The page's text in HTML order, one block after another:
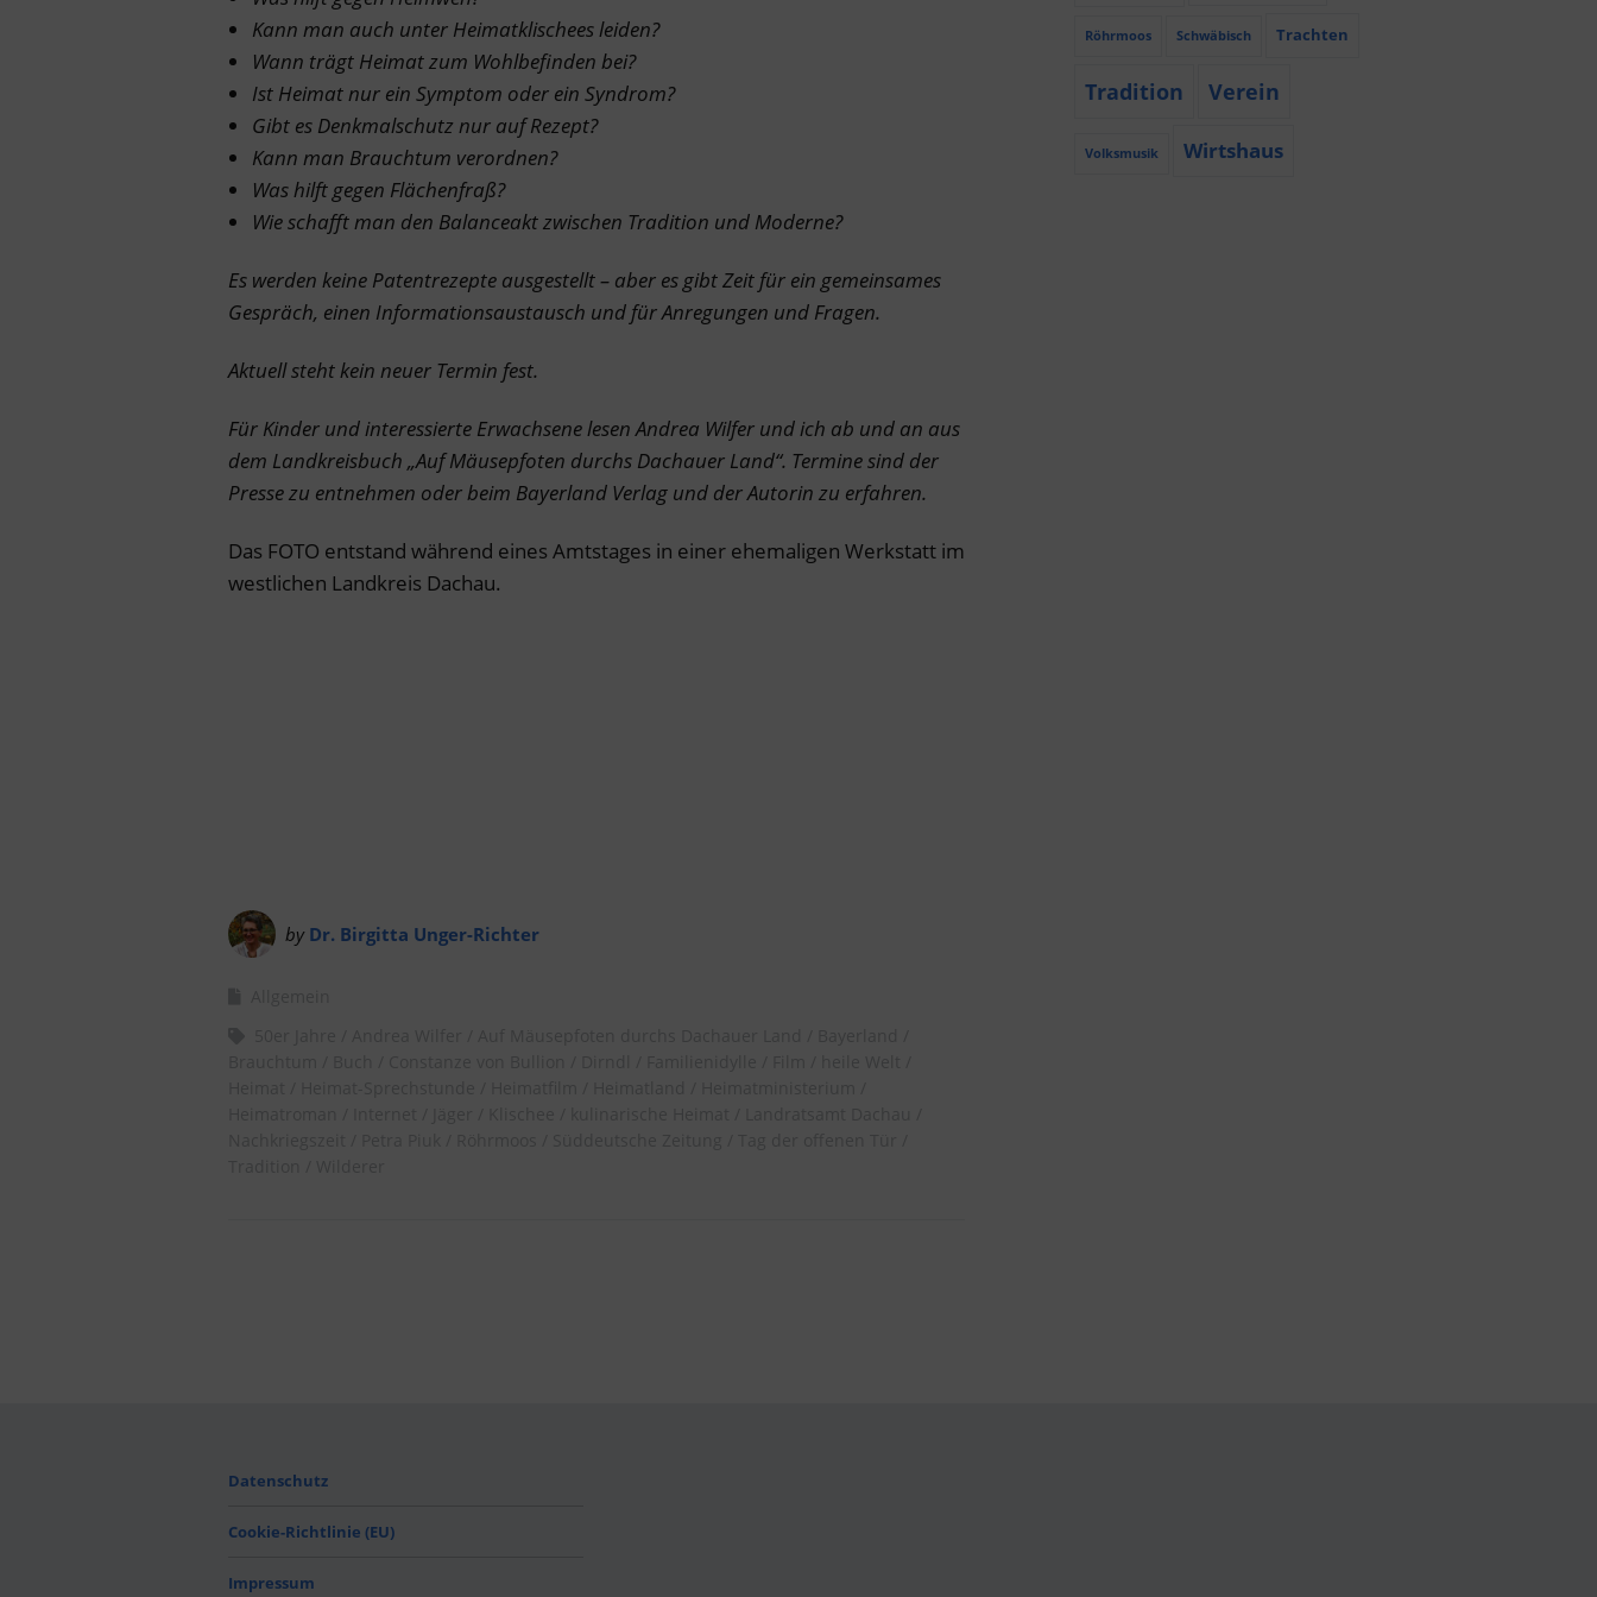
Kann man auch unter Heimatklischees leiden?
Wann trägt Heimat zum Wohlbefinden bei?
Ist Heimat nur ein Symptom oder ein Syndrom?
Gibt es Denkmalschutz nur auf Rezept?
Kann man Brauchtum verordnen?
Was hilft gegen Flächenfraß?
Wie schafft man den Balanceakt zwischen Tradition und Moderne?
Es werden keine Patentrezepte ausgestellt – aber es gibt Zeit für ein gemeinsames
Gespräch, einen Informationsaustausch und für Anregungen und Fragen.
Aktuell steht kein neuer Termin fest.
Für Kinder und interessierte Erwachsene lesen Andrea Wilfer und ich ab und an aus
dem Landkreisbuch „Auf Mäusepfoten durchs Dachauer Land“. Termine sind der
Presse zu entnehmen oder beim Bayerland Verlag und der Autorin zu erfahren.
Das FOTO entstand während eines Amtstages in einer ehemaligen Werkstatt im
westlichen Landkreis Dachau.
by Dr. Birgitta Unger-Richter
Röhrmoos Schwäbisch Trachten
Tradition Verein
Volksmusik Wirtshaus
Datenschutz
Cookie-Richtlinie (EU)
Impressum